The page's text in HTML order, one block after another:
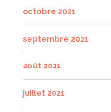
octobre 2021
septembre 2021
août 2021
juillet 2021